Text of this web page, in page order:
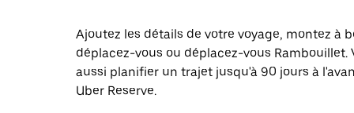
Ajoutez les détails de votre voyage, montez à
déplacez-vous ou déplacez-vous Rambouillet.
aussi planifier un trajet jusqu'à 90 jours à
Uber Reserve.